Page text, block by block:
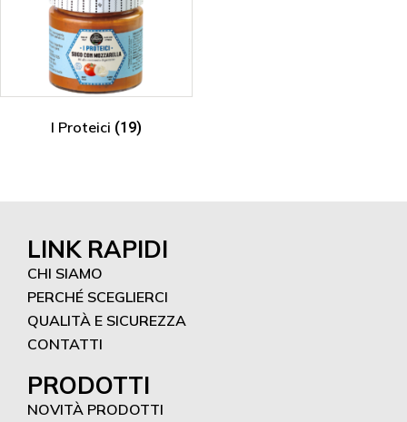
I Proteici (19)
LINK RAPIDI
CHI SIAMO
PERCHÉ SCEGLIERCI
QUALITÀ E SICUREZZA
CONTATTI
PRODOTTI
NOVITÀ PRODOTTI